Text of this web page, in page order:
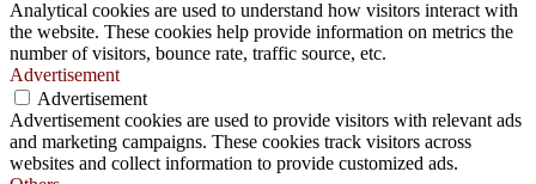
Analytical cookies are used to understand how visitors interact with
the website. These cookies help provide information on metrics the
number of visitors, bounce rate, traffic source, etc.
Advertisement
Advertisement
Advertisement cookies are used to provide visitors with relevant ads
and marketing campaigns. These cookies track visitors across
websites and collect information to provide customized ads.